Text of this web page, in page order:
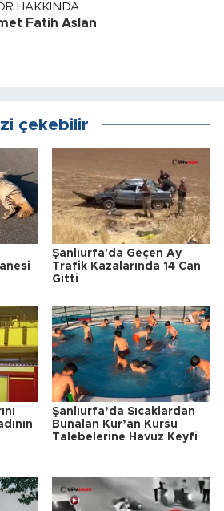
HAKKINDA
Fatih Aslan
çekebilir
Şanlıurfa'da Geçen Ay
Trafik Kazalarında 14 Can
Gitti
Şanlıurfa’da Sıcaklardan
Bunalan Kur’an Kursu
Talebelerine Havuz Keyfi